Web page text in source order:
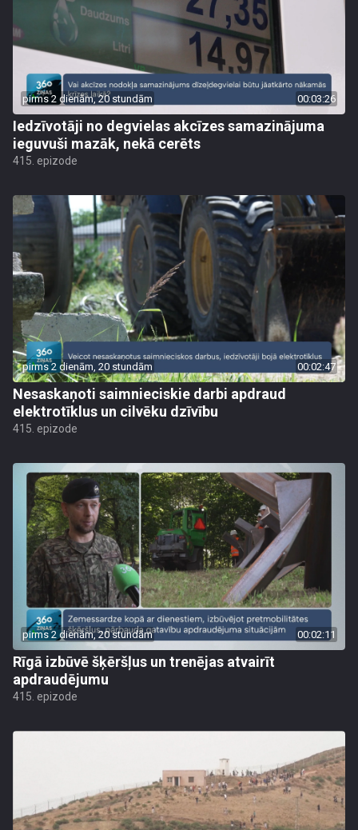
pirms 2 dienām, 20 stundām 00:03:26
Iedzīvotāji no degvielas akcīzes samazinājuma
ieguvuši mazāk, nekā cerēts
415. epizode
pirms 2 dienām, 20 stundām 00:02:47
Nesaskaņoti saimnieciskie darbi apdraud
elektrotīklus un cilvēku dzīvību
415. epizode
pirms 2 dienām, 20 stundām 00:02:11
Rīgā izbūvē šķēršļus un trenējas atvairīt
apdraudējumu
415. epizode